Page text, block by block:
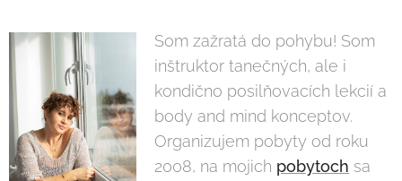
Som zažratá do pohybu! Som
inštruktor tanečných, ale i
kondično posilňovacích lekcií a
body and mind konceptov.
Organizujem pobyty od roku
2008, na mojich pobytoch sa